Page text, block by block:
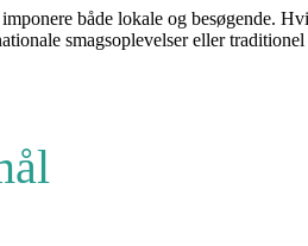
både lokale og besøgende.
smagsoplevelser eller